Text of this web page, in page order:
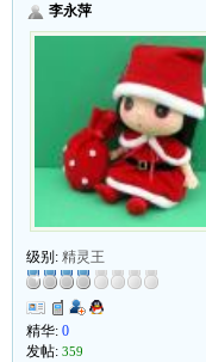
李永萍
级别: 精灵王
精华: 0
发帖: 359